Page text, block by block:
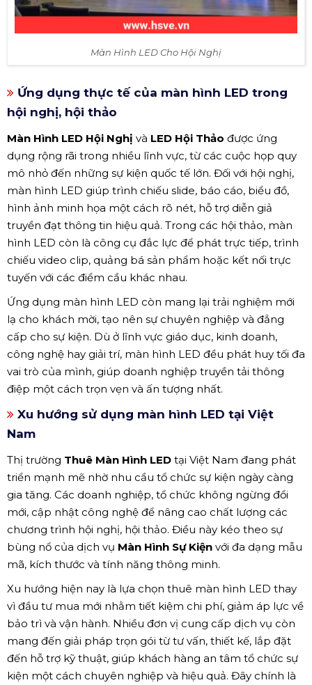
Màn Hình LED Cho Hội Nghị
Ứng dụng thực tế của màn hình LED trong
hội nghị, hội thảo
Màn Hình LED Hội Nghị và LED Hội Thảo được ứng
dụng rộng rãi trong nhiều lĩnh vực, từ các cuộc họp quy
mô nhỏ đến những sự kiện quốc tế lớn. Đối với hội nghị,
màn hình LED giúp trình chiếu slide, báo cáo, biểu đồ,
hình ảnh minh họa một cách rõ nét, hỗ trợ diễn giả
truyền đạt thông tin hiệu quả. Trong các hội thảo, màn
hình LED còn là công cụ đắc lực để phát trực tiếp, trình
chiếu video clip, quảng bá sản phẩm hoặc kết nối trực
tuyến với các điểm cầu khác nhau.
Ứng dụng màn hình LED còn mang lại trải nghiệm mới
lạ cho khách mời, tạo nên sự chuyên nghiệp và đẳng
cấp cho sự kiện. Dù ở lĩnh vực giáo dục, kinh doanh,
công nghệ hay giải trí, màn hình LED đều phát huy tối đa
vai trò của mình, giúp doanh nghiệp truyền tải thông
điệp một cách trọn vẹn và ấn tượng nhất.
Xu hướng sử dụng màn hình LED tại Việt
Nam
Thị trường Thuê Màn Hình LED tại Việt Nam đang phát
triển mạnh mẽ nhờ nhu cầu tổ chức sự kiện ngày càng
gia tăng. Các doanh nghiệp, tổ chức không ngừng đổi
mới, cập nhật công nghệ để nâng cao chất lượng các
chương trình hội nghị, hội thảo. Điều này kéo theo sự
bùng nổ của dịch vụ Màn Hình Sự Kiện với đa dạng mẫu
mã, kích thước và tính năng thông minh.
Xu hướng hiện nay là lựa chọn thuê màn hình LED thay
vì đầu tư mua mới nhằm tiết kiệm chi phí, giảm áp lực về
bảo trì và vận hành. Nhiều đơn vị cung cấp dịch vụ còn
mang đến giải pháp trọn gói từ tư vấn, thiết kế, lắp đặt
đến hỗ trợ kỹ thuật, giúp khách hàng an tâm tổ chức sự
kiện một cách chuyên nghiệp và hiệu quả. Đây chính là